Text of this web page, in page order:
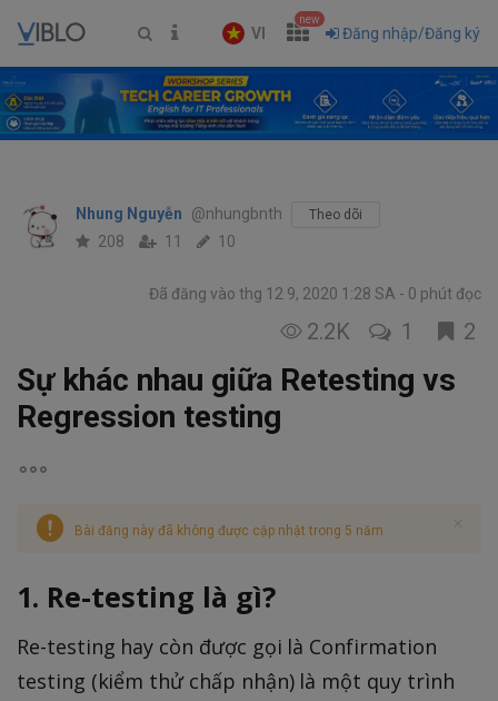
VI
new
Đăng nhập/Đăng ký
Nhung Nguyễn @nhungbnth Theo dõi
208 11 10
Đã đăng vào thg 12 9, 2020 1:28 SA 0 phút đọc
2.2K 1 2
Sự khác nhau giữa Retesting vs
Regression testing
Bài đăng này đã không được cập nhật trong 5 năm
1. Re-testing là gì?
Re-testing hay còn được gọi là Confirmation
testing (kiểm thử chấp nhận) là một quy trình